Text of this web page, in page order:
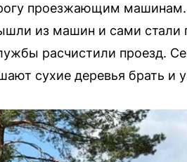
проезжающим
из машин и сами стали
расчистили проезд.
сухие деревья брать и